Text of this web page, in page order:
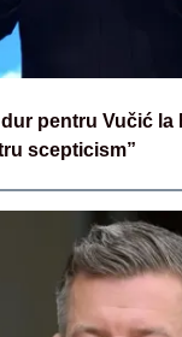
pentru Vučić la
scepticism”